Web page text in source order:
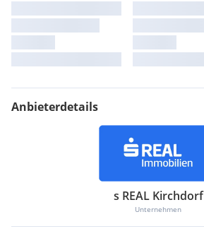
Anbieterdetails
s REAL Kirchdorf
Unternehmen